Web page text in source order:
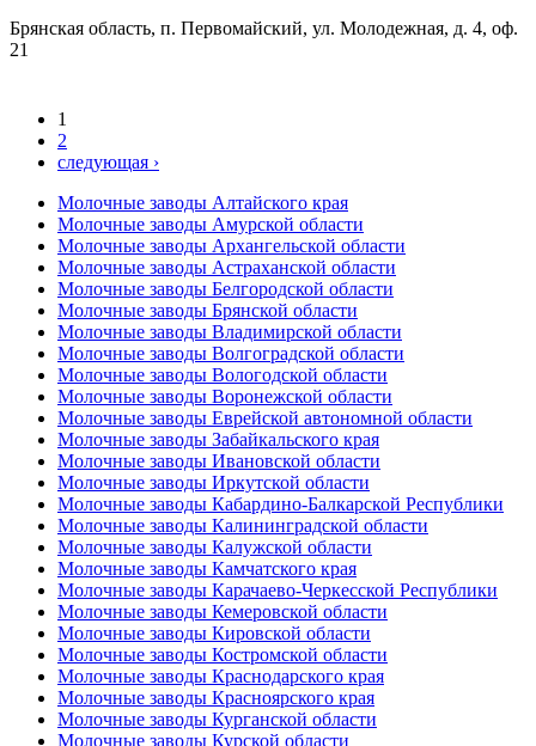
Брянская область, п. Первомайский, ул. Молодежная, д. 4, оф.
21
1
2
следующая ›
Молочные заводы Алтайского края
Молочные заводы Амурской области
Молочные заводы Архангельской области
Молочные заводы Астраханской области
Молочные заводы Белгородской области
Молочные заводы Брянской области
Молочные заводы Владимирской области
Молочные заводы Волгоградской области
Молочные заводы Вологодской области
Молочные заводы Воронежской области
Молочные заводы Еврейской автономной области
Молочные заводы Забайкальского края
Молочные заводы Ивановской области
Молочные заводы Иркутской области
Молочные заводы Кабардино-Балкарской Республики
Молочные заводы Калининградской области
Молочные заводы Калужской области
Молочные заводы Камчатского края
Молочные заводы Карачаево-Черкесской Республики
Молочные заводы Кемеровской области
Молочные заводы Кировской области
Молочные заводы Костромской области
Молочные заводы Краснодарского края
Молочные заводы Красноярского края
Молочные заводы Курганской области
Молочные заводы Курской области